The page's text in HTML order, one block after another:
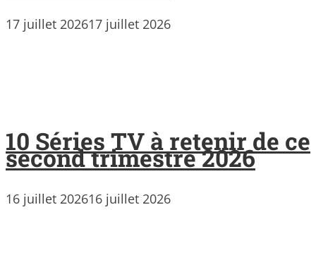
17 juillet 202617 juillet 2026
10 Séries TV à retenir de ce
second trimestre 2026
16 juillet 202616 juillet 2026